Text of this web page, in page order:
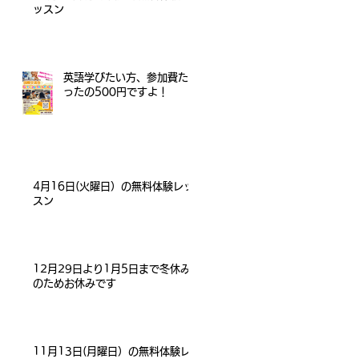
ッスン
英語学びたい方、参加費た
ったの500円ですよ！
4月16日(火曜日）の無料体験レッ
スン
12月29日より1月5日まで冬休み
のためお休みです
11月13日(月曜日）の無料体験レ